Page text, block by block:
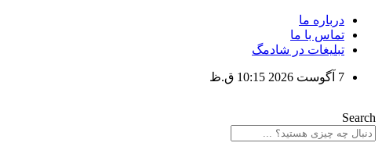
پرش
محتوا
درباره ما
تماس با ما
تبلیغات در شادمگ
7 آگوست 2026 10:15 ق.ظ
Search